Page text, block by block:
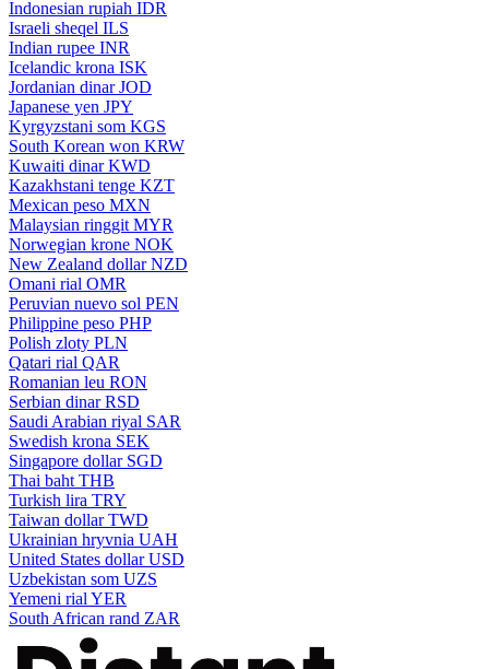
Indonesian rupiah IDR
Israeli sheqel ILS
Indian rupee INR
Icelandic krona ISK
Jordanian dinar JOD
Japanese yen JPY
Kyrgyzstani som KGS
South Korean won KRW
Kuwaiti dinar KWD
Kazakhstani tenge KZT
Mexican peso MXN
Malaysian ringgit MYR
Norwegian krone NOK
New Zealand dollar NZD
Omani rial OMR
Peruvian nuevo sol PEN
Philippine peso PHP
Polish zloty PLN
Qatari rial QAR
Romanian leu RON
Serbian dinar RSD
Saudi Arabian riyal SAR
Swedish krona SEK
Singapore dollar SGD
Thai baht THB
Turkish lira TRY
Taiwan dollar TWD
Ukrainian hryvnia UAH
United States dollar USD
Uzbekistan som UZS
Yemeni rial YER
South African rand ZAR